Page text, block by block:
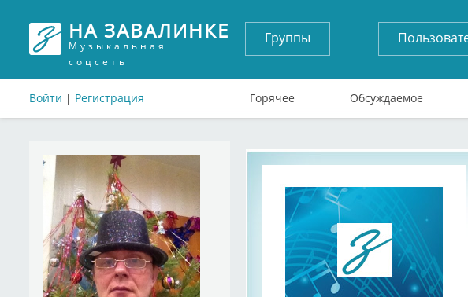
НА ЗАВАЛИНКЕ
Музыкальная
соцсеть
Войти | Регистрация
Группы
Горячее Обсуждаемое